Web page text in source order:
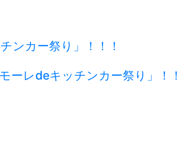
ンカー祭り」！！！
ーレdeキッチンカー祭り」！！